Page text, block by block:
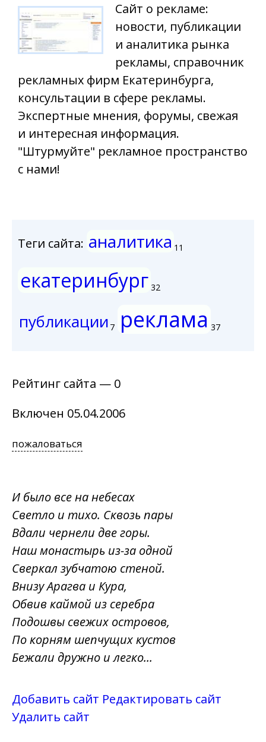
Сайт о рекламе:
новости, публикации
и аналитика рынка
рекламы, справочник
рекламных фирм Екатеринбурга,
консультации в сфере рекламы.
Экспертные мнения, форумы, свежая
и интересная информация.
"Штурмуйте" рекламное пространство
с нами!
Теги сайта: аналитика 11
екатеринбург 32
публикации 7 реклама 37
Рейтинг сайта — 0
Включен 05.04.2006
пожаловаться
И было все на небесах
Светло и тихо. Сквозь пары
Вдали чернели две горы.
Наш монастырь из-за одной
Сверкал зубчатою стеной.
Внизу Арагва и Кура,
Обвив каймой из серебра
Подошвы свежих островов,
По корням шепчущих кустов
Бежали дружно и легко...
Добавить сайт Редактировать сайт
Удалить сайт